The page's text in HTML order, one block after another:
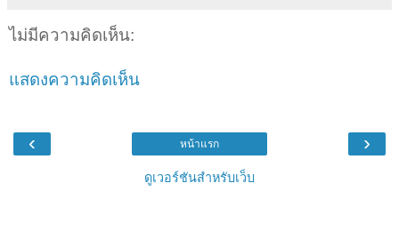
ไม่มีความคิดเห็น:
แสดงความคิดเห็น
‹ ›
หน้าแรก
ดูเวอร์ชันสำหรับเว็บ